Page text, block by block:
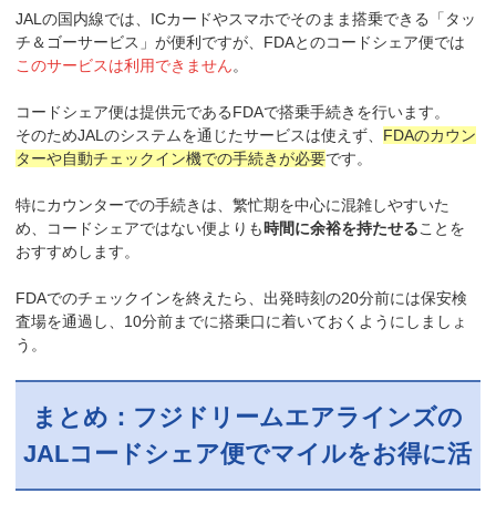
JALの国内線では、ICカードやスマホでそのまま搭乗できる「タッ
チ＆ゴーサービス」が便利ですが、FDAとのコードシェア便では
このサービスは利用できません。
コードシェア便は提供元であるFDAで搭乗手続きを行います。
そのためJALのシステムを通じたサービスは使えず、 FDAのカウン
ターや自動チェックイン機での手続きが必要です。
特にカウンターでの手続きは、繁忙期を中心に混雑しやすいた
め、コードシェアではない便よりも時間に余裕を持たせることを
おすすめします。
FDAでのチェックインを終えたら、出発時刻の20分前には保安検
査場を通過し、10分前までに搭乗口に着いておくようにしましょ
う。
まとめ：フジドリームエアラインズの
JALコードシェア便でマイルをお得に活